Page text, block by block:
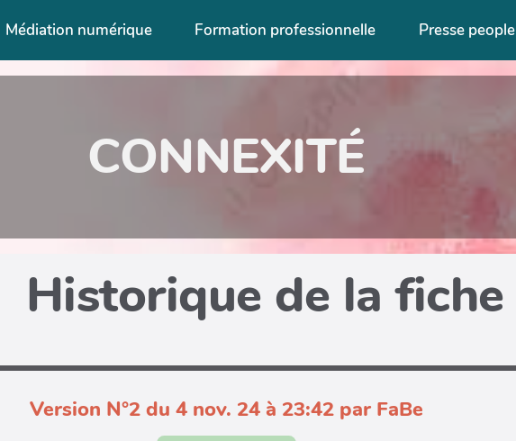
Médiation numérique Formation professionnelle Presse people
CONNEXITÉ
Historique de la fiche
Version N°2 du 4 nov. 24 à 23:42 par FaBe